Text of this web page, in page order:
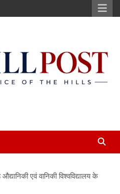
एवं वानिकी विश्वविद्यालय के